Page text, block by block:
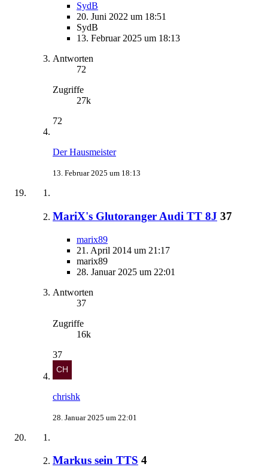
SydB
20. Juni 2022 um 18:51
SydB
13. Februar 2025 um 18:13
Antworten
72
Zugriffe
27k
72
Der Hausmeister
13. Februar 2025 um 18:13
MariX's Glutoranger Audi TT 8J 37
marix89
21. April 2014 um 21:17
marix89
28. Januar 2025 um 22:01
Antworten
37
Zugriffe
16k
37
chrishk
28. Januar 2025 um 22:01
Markus sein TTS 4